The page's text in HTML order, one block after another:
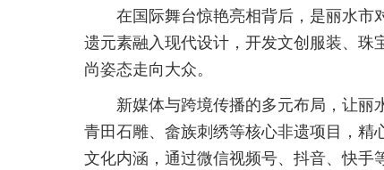
在国际舞台惊艳亮相背后，是丽水市
遗元素融入现代设计，开发文创服装、
尚姿态走向大众。
新媒体与跨境传播的多元布局，让丽
青田石雕、畲族刺绣等核心非遗项目，精
文化内涵，通过微信视频号、抖音、快手